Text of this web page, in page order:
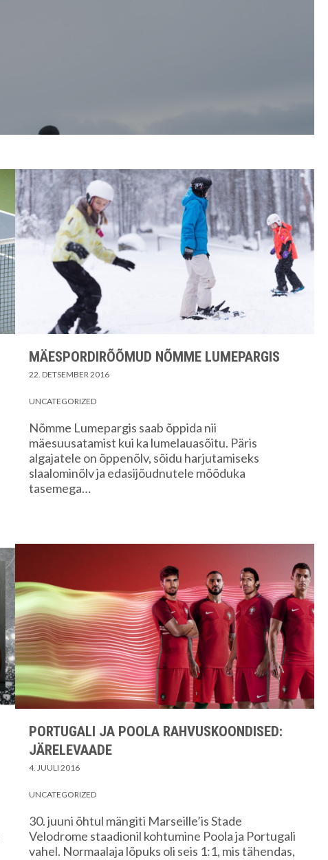
MÄESPORDIRÕÕMUD NÕMME LUMEPARGIS
22. DETSEMBER 2016
UNCATEGORIZED
Nõmme Lumepargis saab õppida nii
mäesuusatamist kui ka lumelauasõitu. Päris
algajatele on õppenõlv, sõidu harjutamiseks
slaalominõlv ja edasijõudnutele mõõduka
tasemega…
PORTUGALI JA POOLA RAHVUSKOONDISED:
JÄRELEVAADE
4. JUULI 2016
UNCATEGORIZED
30. juuni õhtul mängiti Marseille’is Stade
Velodrome staadionil kohtumine Poola ja Portugali
vahel. Normaalaja lõpuks oli seis 1:1, mis tähendas,